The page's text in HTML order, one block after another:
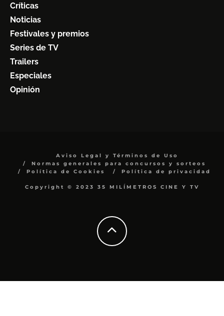
Críticas
Noticias
Festivales y premios
Series de TV
Trailers
Especiales
Opinión
Aviso Legal y Términos de Uso
Normas generales para concursos y sorteos
Política de Cookies
Política de privacidad
Copyright © 2023 35 MILÍMETROS CINE Y TV